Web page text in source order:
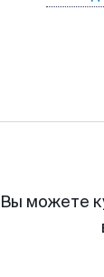
можете